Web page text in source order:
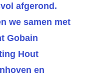
afgerond.
we samen met
Gobain
Hout
en